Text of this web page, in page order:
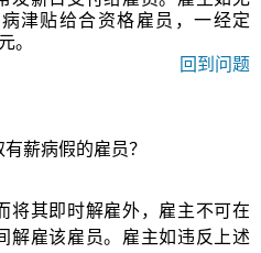
津贴给合资格雇员，一经定
。
回到问题
薪病假的雇员？
将其即时解雇外，雇主不可在
解雇该雇员。雇主如违反上述